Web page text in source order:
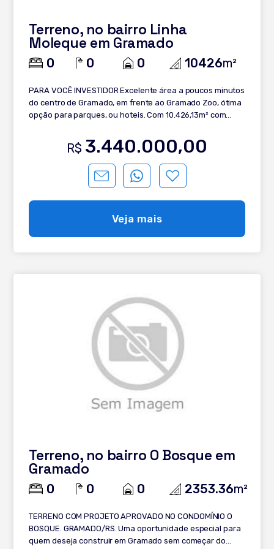
Terreno, no bairro Linha
Moleque em Gramado
0 0 0 10426m²
PARA VOCÊ INVESTIDOR Excelente área a poucos minutos
do centro de Gramado, em frente ao Gramado Zoo, ótima
opção para parques, ou hoteis. Com 10.426,13m² com
R$ 3.440.000,00
Veja mais
Terreno, no bairro O Bosque em
Gramado
0 0 0 2353.36m²
TERRENO COM PROJETO APROVADO NO CONDOMÍNIO O
BOSQUE. GRAMADO/RS. Uma oportunidade especial para
quem deseja construir em Gramado sem começar do